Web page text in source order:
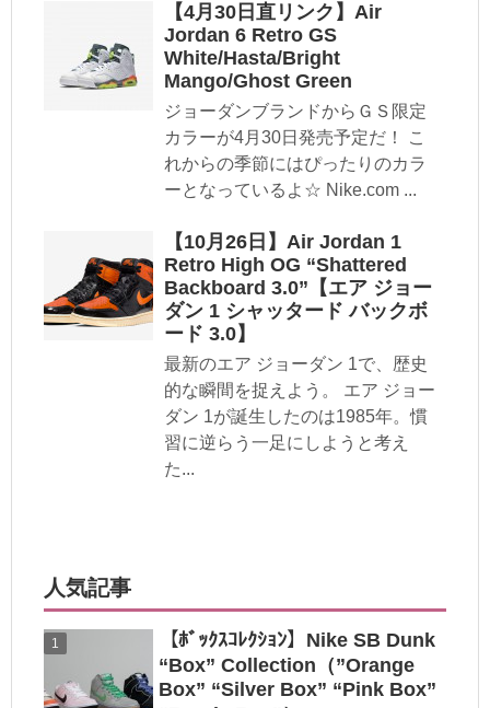
【4月30日直リンク】Air
Jordan 6 Retro GS
White/Hasta/Bright
Mango/Ghost Green
ジョーダンブランドからＧＳ限定
カラーが4月30日発売予定だ！ こ
れからの季節にはぴったりのカラ
ーとなっているよ☆ Nike.com ...
【10月26日】Air Jordan 1
Retro High OG “Shattered
Backboard 3.0”【エア ジョー
ダン 1 シャッタード バックボ
ード 3.0】
最新のエア ジョーダン 1で、歴史
的な瞬間を捉えよう。 エア ジョー
ダン 1が誕生したのは1985年。慣
習に逆らう一足にしようと考え
た...
人気記事
【ﾎﾞｯｸｽｺﾚｸｼｮﾝ】Nike SB Dunk
“Box” Collection（”Orange
Box” “Silver Box” “Pink Box”